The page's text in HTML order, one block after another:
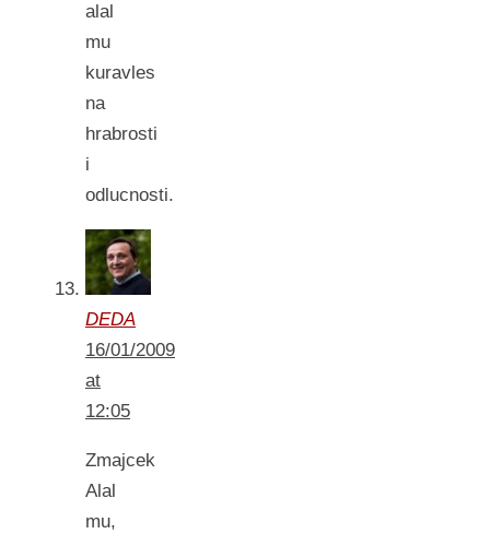
alal
mu
kuravles
na
hrabrosti
i
odlucnosti.
DEDA
16/01/2009
at
12:05
Zmajcek
Alal
mu,